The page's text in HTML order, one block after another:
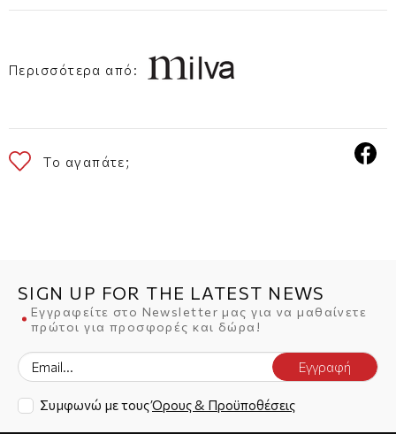
Περισσότερα από:
Το αγαπάτε;
SIGN UP FOR THE LATEST NEWS
Εγγραφείτε στο Newsletter μας για να μαθαίνετε
πρώτοι για προσφορές και δώρα!
Εγγραφή
Συμφωνώ με τουςΌρους & Προϋποθέσεις